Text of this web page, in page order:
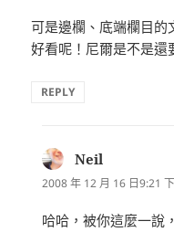
可是邊欄、底端欄目
好看呢！尼爾是不是還
REPLY
Neil
示:
2008 年 12 月 16 日9:21
哈哈，被你這麼一說